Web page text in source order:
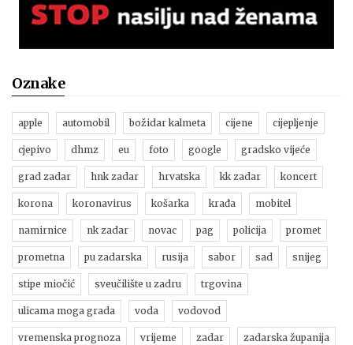
Oznake
apple automobil božidar kalmeta cijene cijepljenje
cjepivo dhmz eu foto google gradsko vijeće
grad zadar hnk zadar hrvatska kk zadar koncert
korona koronavirus košarka krađa mobitel
namirnice nk zadar novac pag policija promet
prometna pu zadarska rusija sabor sad snijeg
stipe miočić sveučilište u zadru trgovina
ulicama moga grada voda vodovod
vremenska prognoza vrijeme zadar zadarska županija